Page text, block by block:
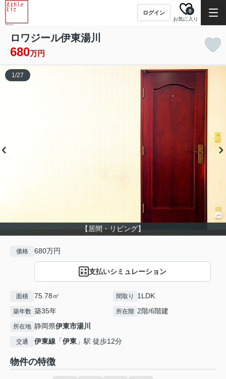
ログイン
お気に入り
0
ロワジール伊東湯川
680万円
【居間・リビング】
1/27
価格 680万円
支払いシミュレーション
面積 75.78㎡ 間取り 1LDK
築年数 築35年 所在階 2階/6階建
所在地 静岡県伊東市湯川
交通 伊東線 「伊東 」駅 徒歩12分
物件の特徴